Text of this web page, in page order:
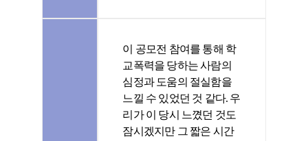
이 공모전 참여를 통해 학
교폭력을 당하는 사람의
심정과 도움의 절실함을
느낄 수 있었던 것 같다. 우
리가 이 당시 느꼈던 것도
잠시겠지만 그 짧은 시간